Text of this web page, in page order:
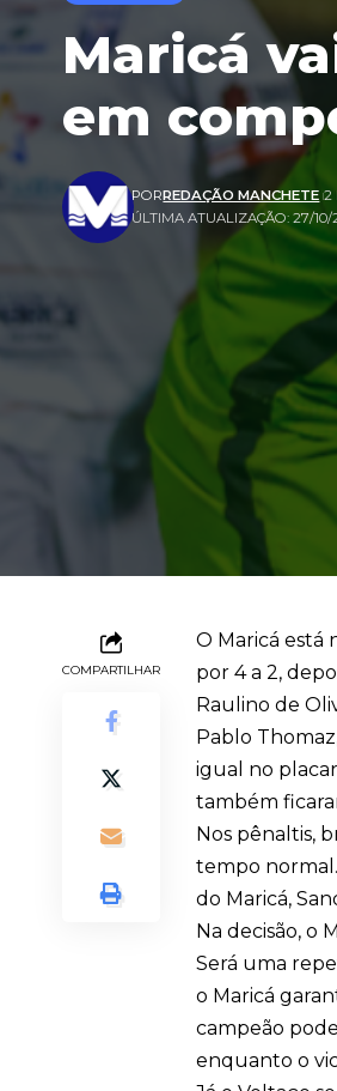
Maricá
em
ÚLTIMA ATUALIZAÇÃO: 27/
PORREDAÇÃO MANCHETE 2
COMPARTILHAR
O Maricá está
por 4 a 2,
Raulino de
Pablo
igual no
também
Nos pênaltis,
tempo
do Maricá,
Na decisão, o
Será uma
o Maricá
campeão
enquanto o